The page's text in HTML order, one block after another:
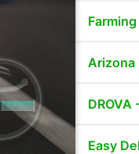
Arizona
DROVA
Easy